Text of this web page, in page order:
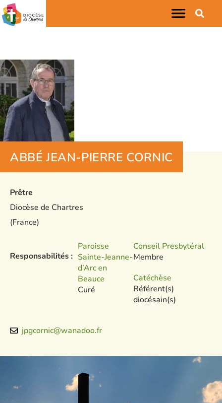
ABBÉ JEAN-PIERRE CORNIC
Prêtre
Diocèse de Chartres
(France)
Responsabilités :
Paroisse
Sainte-Jeanne-
d’Arc en
Beauce
Curé
Conseil Presbytéral
Membre
Catéchèse
Référent(s)
diocésain(s)
jpgcornic@wanadoo.fr